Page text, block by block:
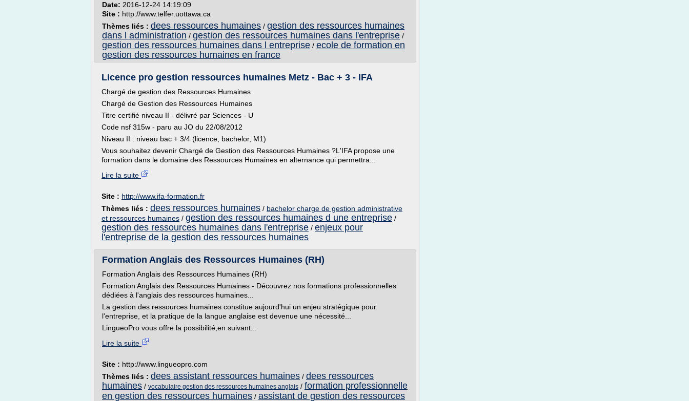
Date: 2016-12-24 14:19:09
Site : http://www.telfer.uottawa.ca
Thèmes liés : dees ressources humaines / gestion des ressources humaines
dans l administration / gestion des ressources humaines dans l'entreprise /
gestion des ressources humaines dans l entreprise / ecole de formation en
gestion des ressources humaines en france
Licence pro gestion ressources humaines Metz - Bac + 3 - IFA
Chargé de gestion des Ressources Humaines
Chargé de Gestion des Ressources Humaines
Titre certifié niveau II - délivré par Sciences - U
Code nsf 315w - paru au JO du 22/08/2012
Niveau II : niveau bac + 3/4 (licence, bachelor, M1)
Vous souhaitez devenir Chargé de Gestion des Ressources Humaines ?L'IFA propose une
formation dans le domaine des Ressources Humaines en alternance qui permettra...
Lire la suite
Site : http://www.ifa-formation.fr
Thèmes liés : dees ressources humaines / bachelor charge de gestion administrative
et ressources humaines / gestion des ressources humaines d une entreprise /
gestion des ressources humaines dans l'entreprise / enjeux pour
l'entreprise de la gestion des ressources humaines
Formation Anglais des Ressources Humaines (RH)
Formation Anglais des Ressources Humaines (RH)
Formation Anglais des Ressources Humaines - Découvrez nos formations professionnelles
dédiées à l'anglais des ressources humaines...
La gestion des ressources humaines constitue aujourd'hui un enjeu stratégique pour
l'entreprise, et la pratique de la langue anglaise est devenue une nécessité...
LingueoPro vous offre la possibilité,en suivant...
Lire la suite
Site : http://www.lingueopro.com
Thèmes liés : dees assistant ressources humaines / dees ressources
humaines / vocabulaire gestion des ressources humaines anglais / formation professionnelle
en gestion des ressources humaines / assistant de gestion des ressources